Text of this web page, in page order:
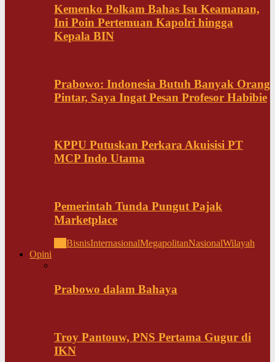
Kemenko Polkam Bahas Isu Keamanan,
Ini Poin Pertemuan Kapolri hingga
Kepala BIN
Prabowo: Indonesia Butuh Banyak Orang
Pintar, Saya Ingat Pesan Profesor Habibie
KPPU Putuskan Perkara Akuisisi PT
MCP Indo Utama
Pemerintah Tunda Pungut Pajak
Marketplace
BisnisInternasionalMegapolitanNasionalWilayah
Opini
Prabowo dalam Bahaya
Troy Pantouw, PNS Pertama Gugur di
IKN